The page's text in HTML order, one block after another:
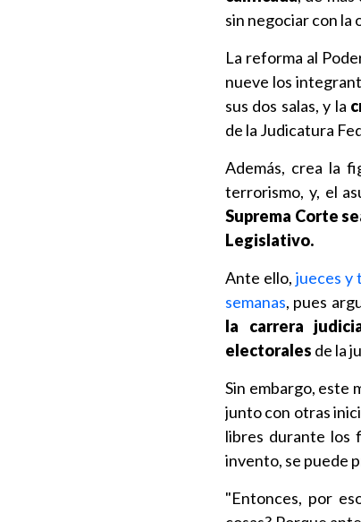
sin negociar con la
La reforma al
nueve los
sus dos salas, y la
de la Judicatura
Además, crea la
terrorismo, y, el
Suprema Corte
Legislativo.
Ante ello, jueces y
semanas, pues
la carrera
electorales de la
Sin embargo, este
junto con otras
libres durante los
invento, se puede
"Entonces, por